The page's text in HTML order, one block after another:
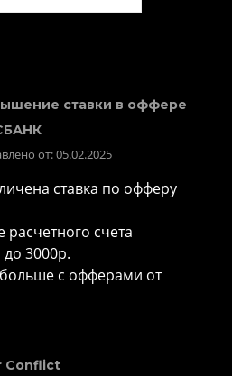
ставки в оффере
от: 05.02.2025
ставка по офферу
расчетного счета
3000р.
с офферами от
Conflict